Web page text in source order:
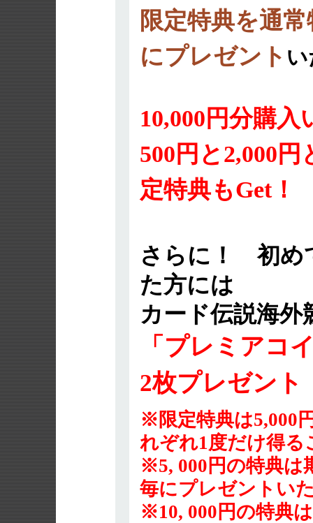
限定特典を通
にプレゼント
10,000円分購
500円と2,000
定特典もGet！
さらに！ 初め
た方には
カード伝説海外
「プレミアコ
2枚プレゼント
※限定特典は5,000
れぞれ1度だけ得る
※5, 000円の特典は
毎にプレゼントい
※10, 000円の特典